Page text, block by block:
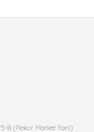
B (Rekor Market Yanı)